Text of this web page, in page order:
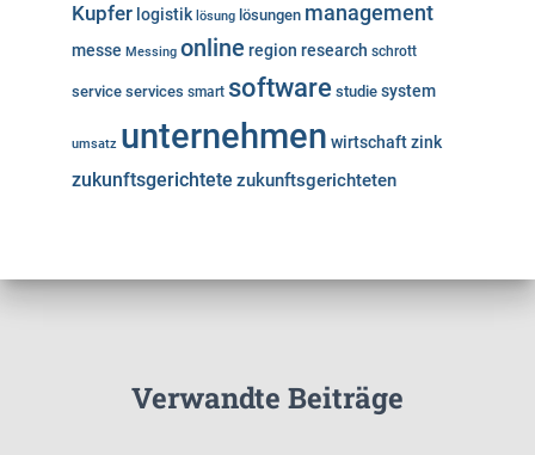
Kupfer logistik lösung lösungen management
messe Messing online region research schrott
service services smart software studie system
umsatz unternehmen wirtschaftzink
zukunftsgerichtete zukunftsgerichteten
Verwandte Beiträge